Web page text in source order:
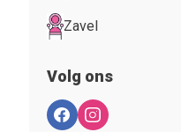
Zavel
Volg ons